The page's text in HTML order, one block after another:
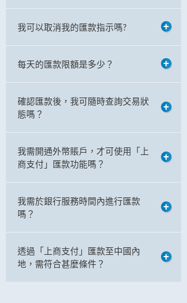
我可以取消我的匯款指示嗎?
每天的匯款限額是多少？
確認匯款後，我可隨時查詢交易狀
態嗎？
我需開通外幣賬戶，才可使用「上
商支付」匯款功能嗎？
我需於銀行服務時間內進行匯款
嗎？
透過「上商支付」匯款至中國內
地，需符合甚麼條件？